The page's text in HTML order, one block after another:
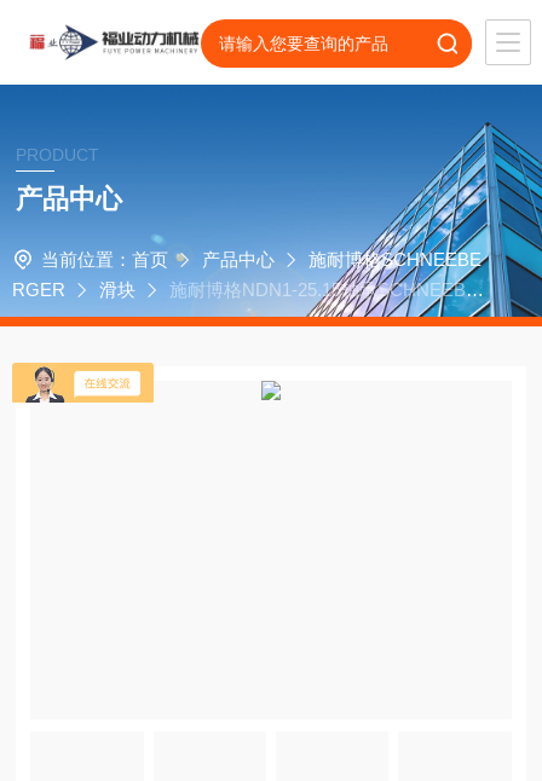
PRODUCT
产品中心
当前位置： 首页 产品中心
施耐博格SCHNEEBE
RGER
滑块
施耐博格NDN1-25.15轴承SCHNEEBER
GER导轨小滑台